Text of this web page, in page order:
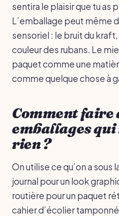
sentira le plaisir que tu as
L’emballage peut même
sensoriel : le bruit du kraft,
couleur des rubans. Le
paquet comme une
comme quelque chose à
Comment faire
emballages qui
rien ?
On utilise ce qu’on a sous
journal pour un look
routière pour un paquet
cahier d’écolier